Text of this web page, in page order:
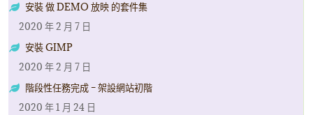
安裝 做 DEMO 放映 的套件集
2020 年 2 月 7 日
安裝 GIMP
2020 年 2 月 7 日
階段性任務完成 – 架設網站初階
2020 年 1 月 24 日